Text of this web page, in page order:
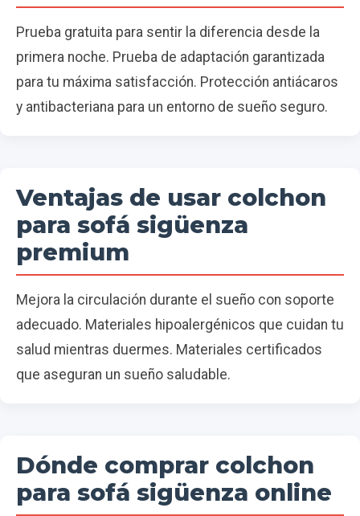
Prueba gratuita para sentir la diferencia desde la
primera noche. Prueba de adaptación garantizada
para tu máxima satisfacción. Protección antiácaros
y antibacteriana para un entorno de sueño seguro.
Ventajas de usar colchon
para sofá sigüenza
premium
Mejora la circulación durante el sueño con soporte
adecuado. Materiales hipoalergénicos que cuidan tu
salud mientras duermes. Materiales certificados
que aseguran un sueño saludable.
Dónde comprar colchon
para sofá sigüenza online